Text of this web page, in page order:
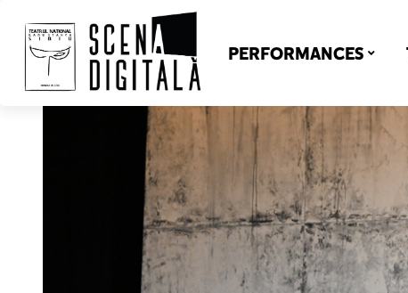
PERFORMANCES